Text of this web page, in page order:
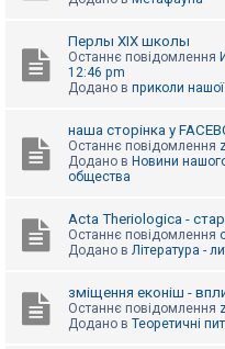
Перлы ХІХ школы
Останнє повідомлення
12:46 pm
Додано в приколи
наша сторінка у
Останнє повідомлення
Додано в Новини
общества
Acta Theriologica -
Останнє повідомлення
Додано в Література -
зміщення еконіш -
Останнє повідомлення
Додано в Теоретичні